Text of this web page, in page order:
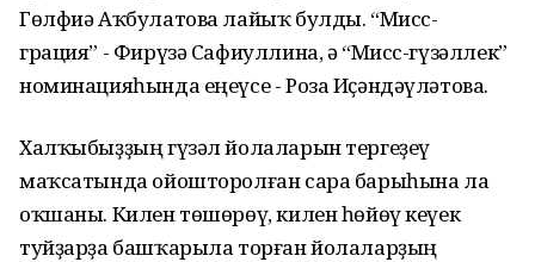
Гөлфиә Аҡбулатова лайыҡ булды. “Мисс-
грация” - Фирүзә Сафиуллина, ә “Мисс-гүзәллек”
номинацияһында еңеүсе - Роза Иҫәндәүләтова.
Халҡыбыҙҙың гүзәл йолаларын тергеҙеү
маҡсатында ойошторолған сара барыһына ла
оҡшаны. Килен төшөрөү, килен һөйөү кеүек
туйҙарҙа башҡарыла торған йолаларҙың